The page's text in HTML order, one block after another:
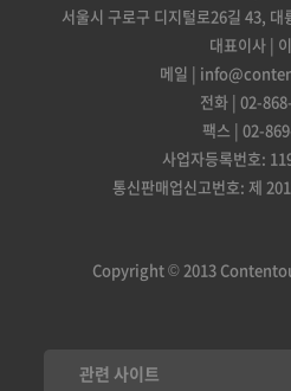
서울시 구로구 디지털로26길 43,
대표이사 |
메일 |
전화 | 02-
팩스 | 02-
사업자등록번호:
통신판매업신고번호: 제
Copyright © 2013
관련 사이트